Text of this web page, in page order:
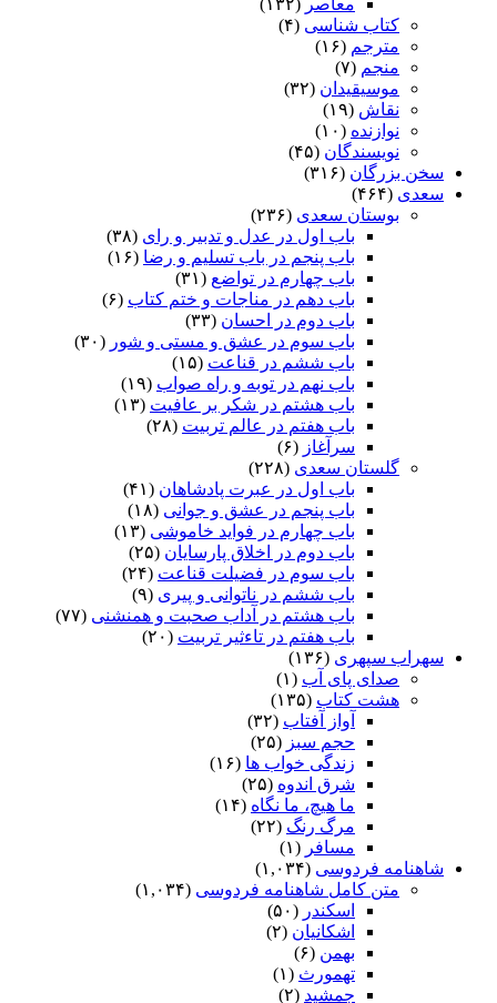
معاصر (۱۳۲)
کتاب شناسی (۴)
مترجم (۱۶)
منجم (۷)
موسیقیدان (۳۲)
نقاش (۱۹)
نوازنده (۱۰)
نویسندگان (۴۵)
سخن بزرگان (۳۱۶)
سعدی (۴۶۴)
بوستان سعدی (۲۳۶)
باب اول در عدل و تدبیر و رای (۳۸)
باب پنجم در باب تسلیم و رضا (۱۶)
باب چهارم در تواضع (۳۱)
باب دهم در مناجات و ختم کتاب (۶)
باب دوم در احسان (۳۳)
باب سوم در عشق و مستی و شور (۳۰)
باب ششم در قناعت (۱۵)
باب نهم در توبه و راه صواب (۱۹)
باب هشتم در شکر بر عافیت (۱۳)
باب هفتم در عالم تربیت (۲۸)
سرآغاز (۶)
گلستان سعدی (۲۲۸)
باب اول در عبرت پادشاهان (۴۱)
باب پنجم در عشق و جوانى (۱۸)
باب چهارم در فواید خاموشى (۱۳)
باب دوم در اخلاق پارسایان (۲۵)
باب سوم در فضیلت قناعت (۲۴)
باب ششم در ناتوانى و پیرى (۹)
باب هشتم در آداب صحبت و همنشنى (۷۷)
باب هفتم در تاءثیر تربیت (۲۰)
سهراب سپهری (۱۳۶)
صدای پای آب (۱)
هشت کتاب (۱۳۵)
آواز آفتاب (۳۲)
حجم سبز (۲۵)
زندگی خواب ها (۱۶)
شرق اندوه (۲۵)
ما هیچ، ما نگاه (۱۴)
مرگ رنگ (۲۲)
مسافر (۱)
شاهنامه فردوسی (۱,۰۳۴)
متن کامل شاهنامه فردوسی (۱,۰۳۴)
اسکندر (۵۰)
اشکانیان (۲)
بهمن (۶)
تهمورث (۱)
جمشید (۲)